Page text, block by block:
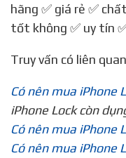
hãng ✅ giá rẻ ✅
tốt không ✅ uy tín
Truy vấn có liên
Có nên mua iPhone
iPhone Lock còn
Có nên mua iPhone
Có nên mua iPhone